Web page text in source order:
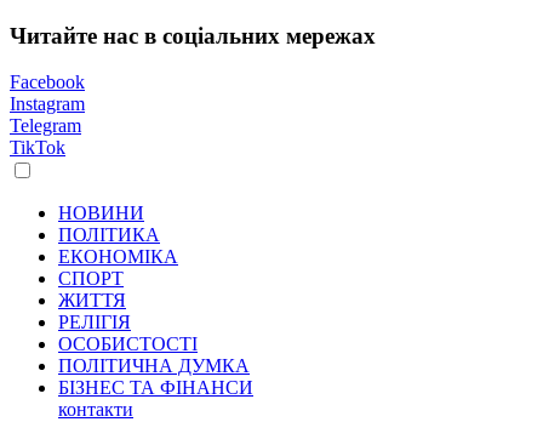
Читайте нас в соціальних мережах
Facebook
Instagram
Telegram
TikTok
НОВИНИ
ПОЛІТИКА
ЕКОНОМІКА
СПОРТ
ЖИТТЯ
РЕЛІГІЯ
ОСОБИСТОСТІ
ПОЛІТИЧНА ДУМКА
БІЗНЕС ТА ФІНАНСИ
контакти